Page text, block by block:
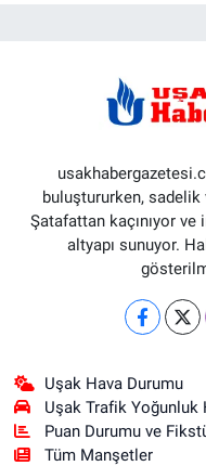
buluştururken,
Şatafattan kaçınıyor
altyapı sunuyor.
Uşak Hava Durumu
Uşak Trafik Yoğunluk
Puan Durumu ve
Tüm Manşetler